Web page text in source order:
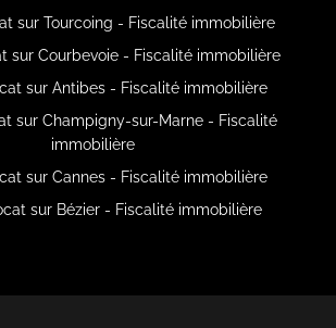
sur Tourcoing - Fiscalité immobilière
sur Courbevoie - Fiscalité immobilière
sur Antibes - Fiscalité immobilière
sur Champigny-sur-Marne - Fiscalité
immobilière
sur Cannes - Fiscalité immobilière
sur Bézier - Fiscalité immobilière